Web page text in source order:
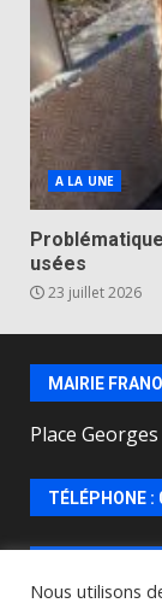
A LA UNE
usées
23 juillet 2026
MAIRIE
Place
TÉLÉPHONE :
Nous utilisons